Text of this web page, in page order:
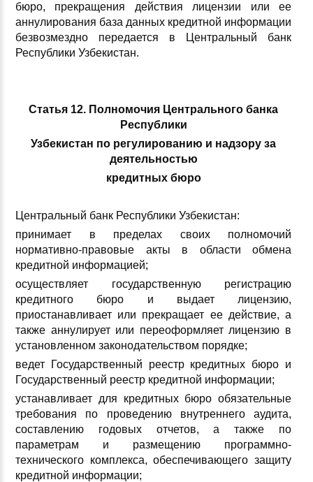
бюро, прекращения действия лицензии или ее
аннулирования база данных кредитной информации
безвозмездно передается в Центральный банк
Республики Узбекистан.
Статья 12. Полномочия Центрального банка
Республики
Узбекистан по регулированию и надзору за
деятельностью
кредитных бюро
Центральный банк Республики Узбекистан:
принимает в пределах своих полномочий
нормативно-правовые акты в области обмена
кредитной информацией;
осуществляет государственную регистрацию
кредитного бюро и выдает лицензию,
приостанавливает или прекращает ее действие, а
также аннулирует или переоформляет лицензию в
установленном законодательством порядке;
ведет Государственный реестр кредитных бюро и
Государственный реестр кредитной информации;
устанавливает для кредитных бюро обязательные
требования по проведению внутреннего аудита,
составлению годовых отчетов, а также по
параметрам и размещению программно-
технического комплекса, обеспечивающего защиту
кредитной информации;